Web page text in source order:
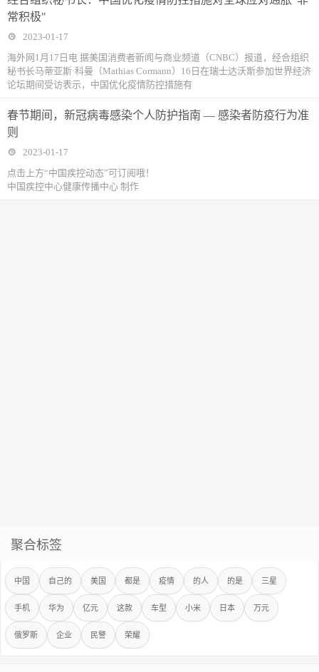
常积极"
2023-01-17
海外网1月17日电 据美国消费者新闻与商业频道（CNBC）报道，经合组织
秘书长马蒂亚斯·科曼（Mathias Cormann）16日在瑞士达沃斯参加世界经济
论坛期间受访表示，中国优化疫情防控措施有
春节期间，新冠病毒感染个人防护指南 — 感染者防疫行为准
则
2023-01-17
点击上方“中国疾控动态”可订阅哦！
中国疾控中心健康传播中心 制作
聚合标签
中国 自己的 美国 都是 疫情 的人 的是 三星
手机 华为 亿元 这款 车型 小米 日本 万元
俄罗斯 企业 民警 荣耀